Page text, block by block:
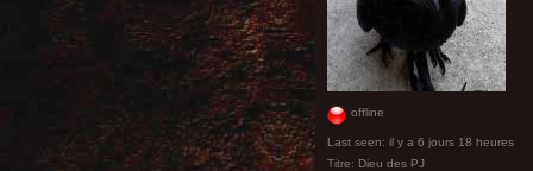
offline
Last seen: il y a 6 jours 18 heures
Titre: Dieu des PJ